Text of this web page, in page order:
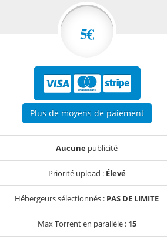
5€
Plus de moyens de paiement
Aucune publicité
Priorité upload : Élevé
Hébergeurs sélectionnés : PAS DE LIMITE
Max Torrent en parallèle : 15